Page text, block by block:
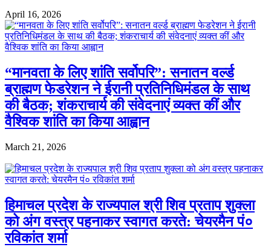
April 16, 2026
“मानवता के लिए शांति सर्वोपरि”: सनातन वर्ल्ड
ब्राह्मण फेडरेशन ने ईरानी प्रतिनिधिमंडल के साथ
की बैठक; शंकराचार्य की संवेदनाएं व्यक्त कीं और
वैश्विक शांति का किया आह्वान
March 21, 2026
हिमाचल प्रदेश के राज्यपाल श्री शिव प्रताप शुक्ला
को अंग वस्त्र पहनाकर स्वागत करते: चेयरमैन पं०
रविकांत शर्मा